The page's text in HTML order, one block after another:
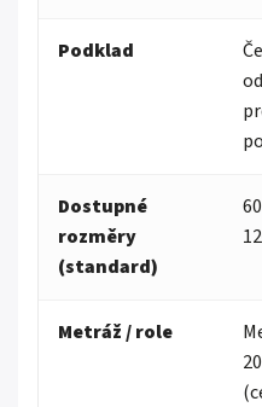
Podklad
Dostupné
rozměry
(standard)
Metráž / role